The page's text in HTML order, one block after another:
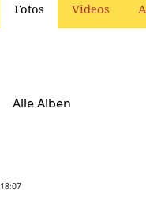
Fotos Videos
Alle Alben